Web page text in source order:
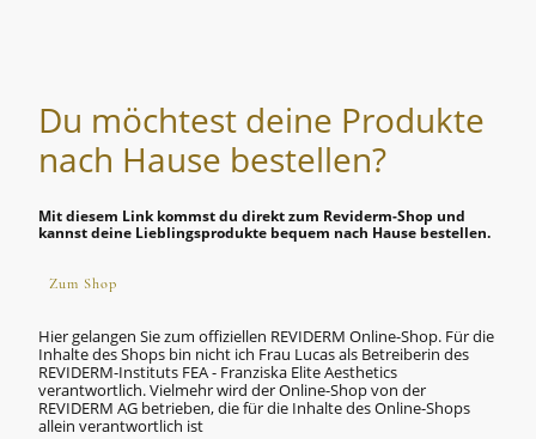
Du möchtest deine Produkte
nach Hause bestellen?
Mit diesem Link kommst du direkt zum Reviderm-Shop und
kannst deine Lieblingsprodukte bequem nach Hause bestellen.
Zum Shop
Hier gelangen Sie zum offiziellen REVIDERM Online-Shop. Für die
Inhalte des Shops bin nicht ich Frau Lucas als Betreiberin des
REVIDERM-Instituts FEA - Franziska Elite Aesthetics
verantwortlich. Vielmehr wird der Online-Shop von der
REVIDERM AG betrieben, die für die Inhalte des Online-Shops
allein verantwortlich ist